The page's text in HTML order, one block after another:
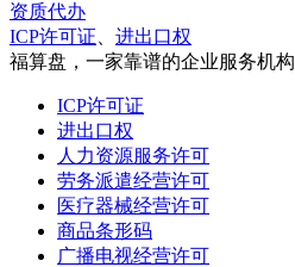
资质代办
ICP许可证
进出口权
福算盘，一家靠谱的企业服务机构
ICP许可证
进出口权
人力资源服务许可
劳务派遣经营许可
医疗器械经营许可
商品条形码
广播电视经营许可